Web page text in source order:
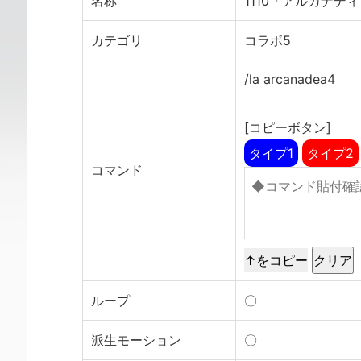
カテゴリ コラボ5
コマンド
/la arcanadea4
[コピーボタン]
タイプ1
タイプ2
↑をコピー
ループ 〇
派生モーション 〇